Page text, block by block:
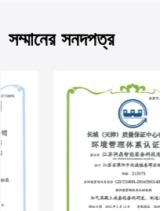
সম্মানের সনদপত্র